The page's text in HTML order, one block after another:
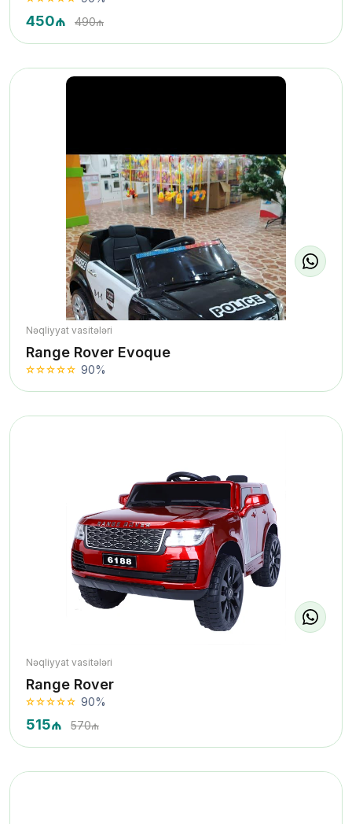
450₼ 490₼
Nəqliyyat vasitələri
Range Rover Evoque
90%
Nəqliyyat vasitələri
Range Rover
90%
515₼ 570₼